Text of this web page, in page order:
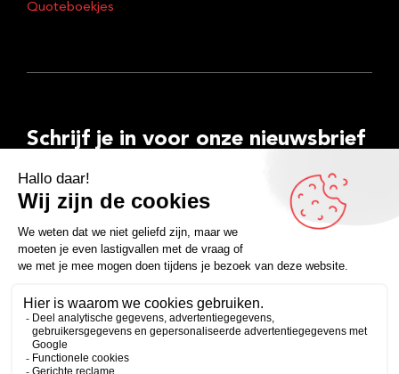
Quoteboekjes
Schrijf je in voor onze nieuwsbrief
E-
mailadres
Inschrijven
FacebookInstagramLinkedInYouTubeSpotify